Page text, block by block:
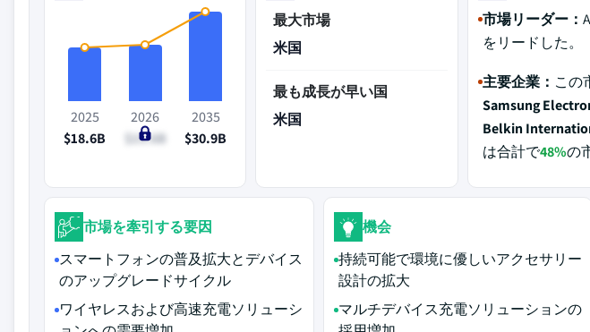
2025
$18.6B
2026
$19.6B
2035
$30.9B
最大市場
米国
最も成長が早い国
米国
市場リーダー：
をリードした。
主要企業： この
Samsung
Belkin
は合計で48%の
市場を牽引する要因
スマートフォンの普及拡大とデバイス
のアップグレードサイクル
ワイヤレスおよび高速充電ソリューシ
機会
持続可能で環境に優しいアクセサリー
設計の拡大
マルチデバイス充電ソリューションの